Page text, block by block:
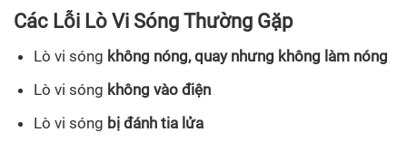
Các Lỗi Lò Vi Sóng Thường Gặp
Lò vi sóng không nóng, quay nhưng không làm nóng
Lò vi sóng không vào điện
Lò vi sóng bị đánh tia lửa